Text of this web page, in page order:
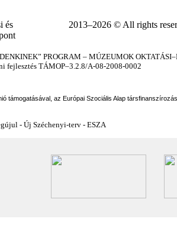
és
2013–2026 © All rights
PROGRAM – MÚZEUMOK
fejlesztés TÁMOP–3.2.8/A-08-2008-0002
támogatásával, az Európai Szociális Alap